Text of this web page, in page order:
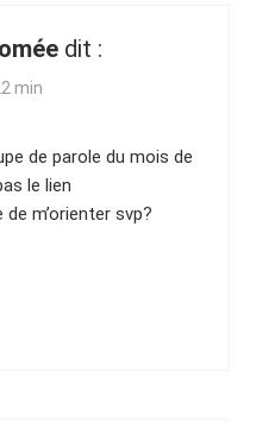
dit :
min
de parole du mois de
le lien
m’orienter svp?